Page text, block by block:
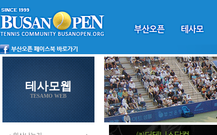
테사모웹
TESAMO WEB